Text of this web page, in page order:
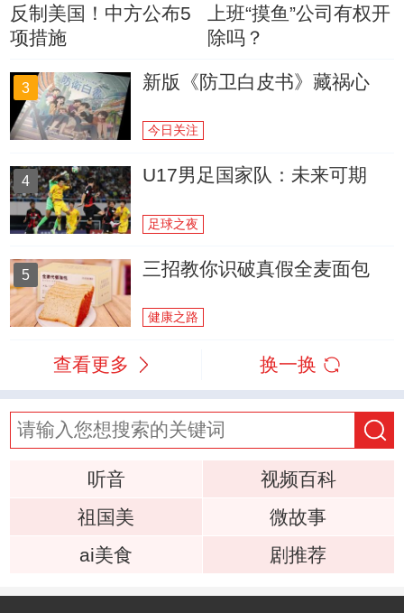
反制美国！中方公布5
项措施
上班“摸鱼”公司有权开
除吗？
3 新版《防卫白皮书》藏祸心
今日关注
4 U17男足国家队：未来可期
足球之夜
5 三招教你识破真假全麦面包
健康之路
查看更多 换一换
听音
视频百科
祖国美
微故事
ai美食
剧推荐